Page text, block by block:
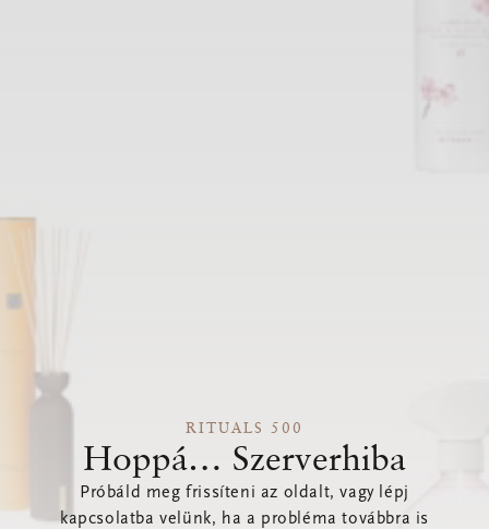
RITUALS 500
Hoppá… Szerverhiba
Próbáld meg frissíteni az oldalt, vagy lépj
kapcsolatba velünk, ha a probléma továbbra is